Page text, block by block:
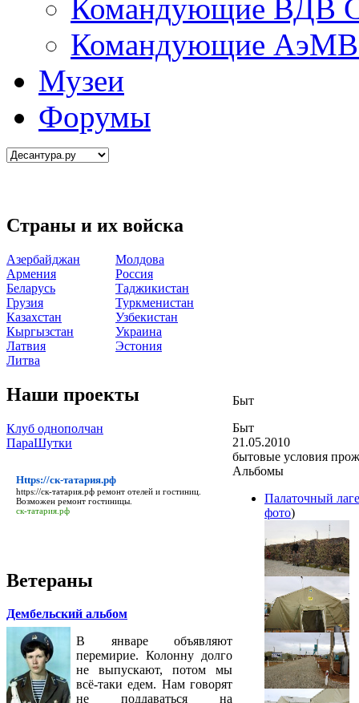
Командующие ВДВ
Командующие АэМВ
Музеи
Форумы
Страны и их войска
Азербайджан
Армения
Беларусь
Грузия
Казахстан
Кыргызстан
Латвия
Литва
Молдова
Россия
Таджикистан
Туркменистан
Узбекистан
Украина
Эстония
Наши проекты
Клуб однополчан
ПараШутки
Https://ск-татария.рф
https://ск-татария.рфремонт отелей и гостиниц.
Возможен ремонт гостиницы.
ск-татария.рф
Ветераны
Дембельский альбом
В январе объявляют
перемирие. Колонну долго
не выпускают, потом мы
всё-таки едем. Нам говорят
не поддаваться на
Быт
Быт
21.05.2010
бытовые условия
Альбомы
Палаточный
фото)